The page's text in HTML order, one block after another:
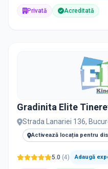
Privată Acreditată
Gradinita Elite
Strada Lanariei 136,
Activează locația pentru
5.0 (4) Adaugă